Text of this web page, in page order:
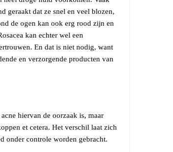
geraakt dat ze snel en veel blozen,
de ogen kan ook erg rood zijn en
kan echter wel een
En dat is niet nodig, want
en verzorgende producten van
hiervan de oorzaak is, maar
et cetera. Het verschil laat zich
onder controle worden gebracht.